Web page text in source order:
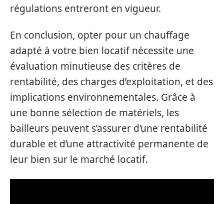
régulations entreront en vigueur.
En conclusion, opter pour un chauffage
adapté à votre bien locatif nécessite une
évaluation minutieuse des critères de
rentabilité, des charges d’exploitation, et des
implications environnementales. Grâce à
une bonne sélection de matériels, les
bailleurs peuvent s’assurer d’une rentabilité
durable et d’une attractivité permanente de
leur bien sur le marché locatif.